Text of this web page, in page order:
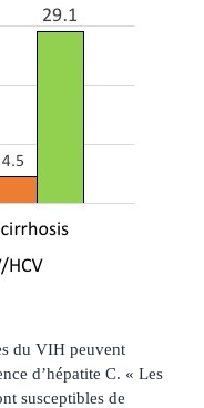
du VIH peuvent
d’hépatite C. « Les
susceptibles de